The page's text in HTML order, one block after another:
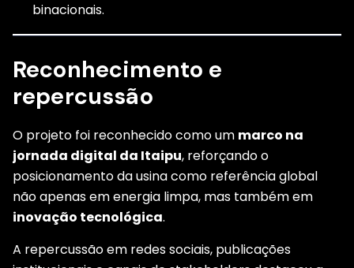
binacionais.
Reconhecimento e
repercussão
O projeto foi reconhecido como um marco na
jornada digital da Itaipu, reforçando o
posicionamento da usina como referência global
não apenas em energia limpa, mas também em
inovação tecnológica.
A repercussão em redes sociais, publicações